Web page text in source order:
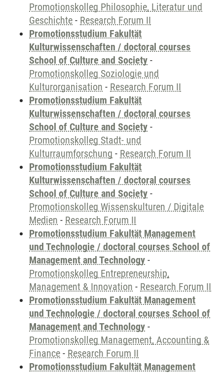
Promotionskolleg Philosophie, Literatur und
Geschichte - Research Forum II
Promotionsstudium Fakultät
Kulturwissenschaften / doctoral courses
School of Culture and Society -
Promotionskolleg Soziologie und
Kulturorganisation - Research Forum II
Promotionsstudium Fakultät
Kulturwissenschaften / doctoral courses
School of Culture and Society -
Promotionskolleg Stadt- und
Kulturraumforschung - Research Forum II
Promotionsstudium Fakultät
Kulturwissenschaften / doctoral courses
School of Culture and Society -
Promotionskolleg Wissenskulturen / Digitale
Medien - Research Forum II
Promotionsstudium Fakultät Management
und Technologie / doctoral courses School of
Management and Technology -
Promotionskolleg Entrepreneurship,
Management & Innovation - Research Forum II
Promotionsstudium Fakultät Management
und Technologie / doctoral courses School of
Management and Technology -
Promotionskolleg Management, Accounting &
Finance - Research Forum II
Promotionsstudium Fakultät Management